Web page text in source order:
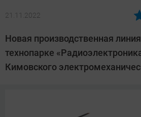
21.11.2022
Автор:
Кошик
Новая производственная
технопарке
Кимовского